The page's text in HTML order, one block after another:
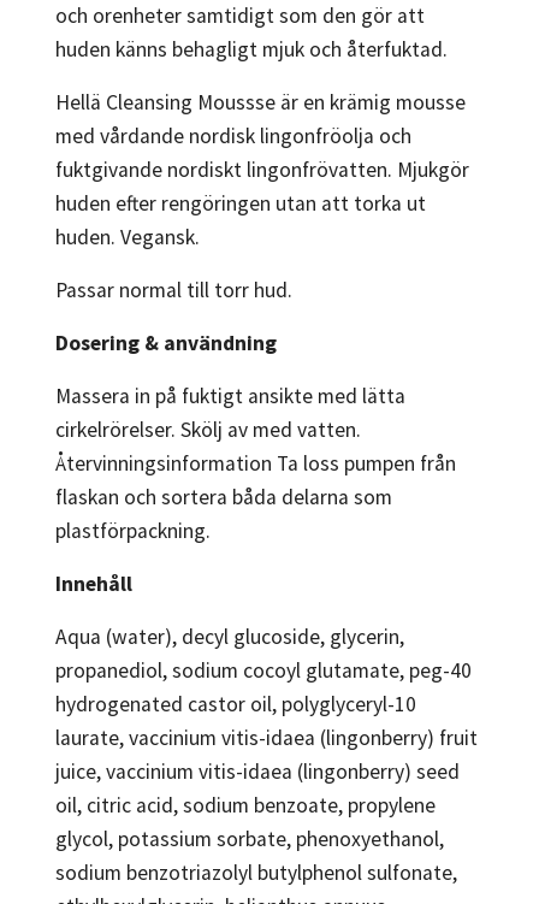
och orenheter samtidigt som den gör att
huden känns behagligt mjuk och återfuktad.
Hellä Cleansing Moussse är en krämig mousse
med vårdande nordisk lingonfröolja och
fuktgivande nordiskt lingonfrövatten. Mjukgör
huden efter rengöringen utan att torka ut
huden. Vegansk.
Passar normal till torr hud.
Dosering & användning
Massera in på fuktigt ansikte med lätta
cirkelrörelser. Skölj av med vatten.
Återvinningsinformation Ta loss pumpen från
flaskan och sortera båda delarna som
plastförpackning.
Innehåll
Aqua (water), decyl glucoside, glycerin,
propanediol, sodium cocoyl glutamate, peg-40
hydrogenated castor oil, polyglyceryl-10
laurate, vaccinium vitis-idaea (lingonberry) fruit
juice, vaccinium vitis-idaea (lingonberry) seed
oil, citric acid, sodium benzoate, propylene
glycol, potassium sorbate, phenoxyethanol,
sodium benzotriazolyl butylphenol sulfonate,